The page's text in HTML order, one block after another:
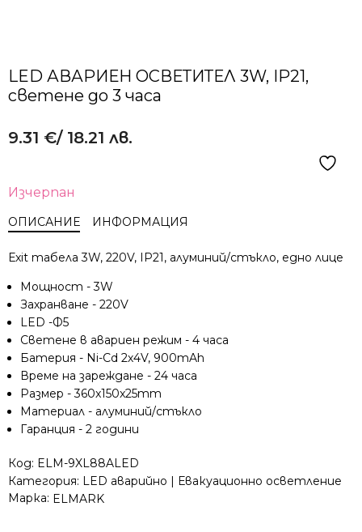
LED АВАРИЕН ОСВЕТИТЕЛ 3W, IP21,
светене до 3 часа
9.31 €/ 18.21 лв.
Изчерпан
ОПИСАНИЕ ИНФОРМАЦИЯ
Еxit табела 3W, 220V, IP21, aлуминий/стъкло, едно лице
Мощност - 3W
Захранване - 220V
LED -Ф5
Светене в авариен режим - 4 часа
Батерия - Ni-Cd 2х4V, 900mAh
Време на зареждане - 24 часа
Размер - 360x150x25mm
Материал - алуминий/стъкло
Гаранция - 2 години
Код: ELM-9XL88ALED
Категория: LED аварийно | Евакуационно осветление
Марка: ELMARK